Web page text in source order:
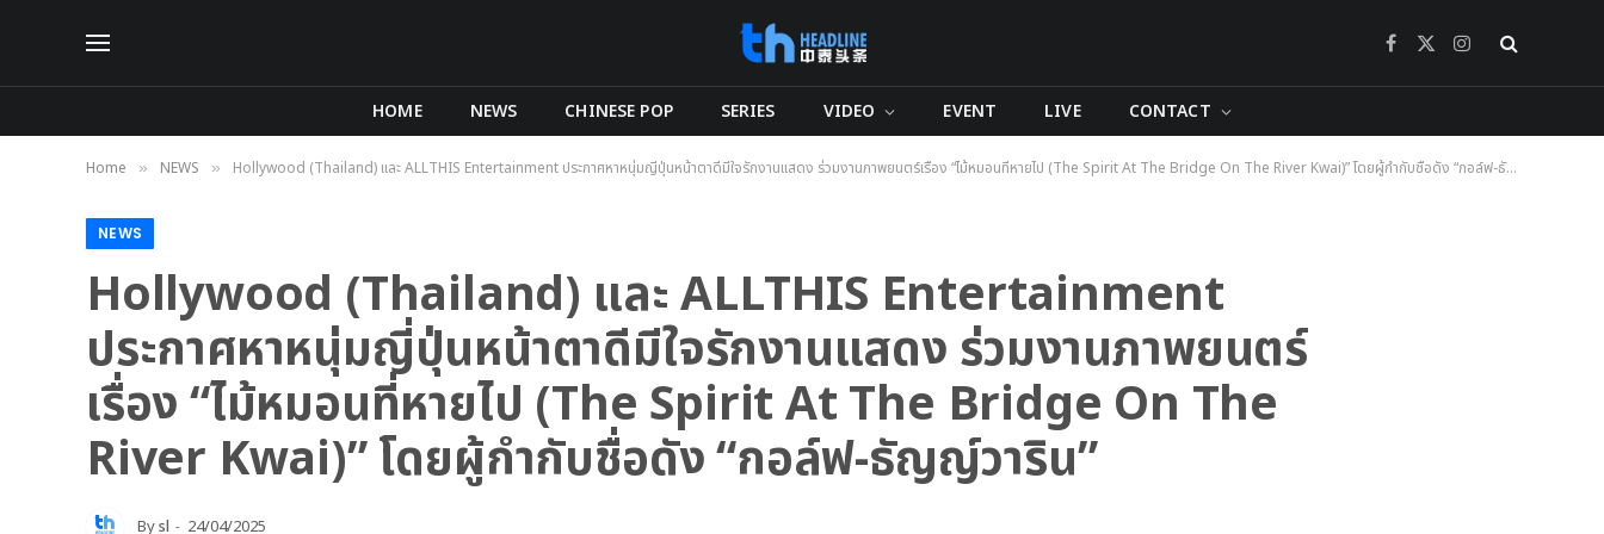
Facebook
X
Instagram
HOME NEWS CHINESE POP SERIES VIDEO EVENT LIVE CONTACT
Home » NEWS » Hollywood (Thailand) และ ALLTHIS Entertainment ประกาศหาหนุ่มญี่ปุ่นหน้าตาดีมีใจรักงานแสดง ร่วมงานภาพยนตร์เรื่อง “ไม้หมอนที่หายไป (The Spirit At The Bridge On The River Kwai)” โดยผู้กำกับชื่อดัง “กอล์ฟ-ธัญญ์วาริน”
NEWS
Hollywood (Thailand) และ ALLTHIS Entertainment
ประกาศหาหนุ่มญี่ปุ่นหน้าตาดีมีใจรักงานแสดง ร่วมงานภาพยนตร์
เรื่อง “ไม้หมอนที่หายไป (The Spirit At The Bridge On The
River Kwai)” โดยผู้กำกับชื่อดัง “กอล์ฟ-ธัญญ์วาริน”
Bysl 24/04/2025